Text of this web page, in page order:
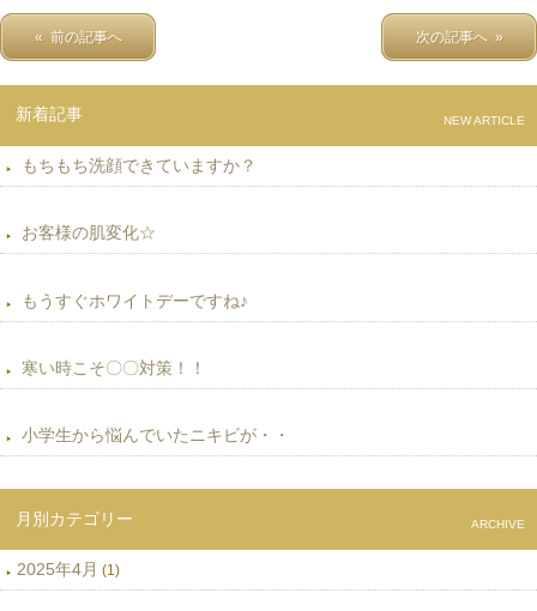
« 前の記事へ 次の記事へ »
新着記事 NEW ARTICLE
もちもち洗顔できていますか？
お客様の肌変化☆
もうすぐホワイトデーですね♪
寒い時こそ〇〇対策！！
小学生から悩んでいたニキビが・・
月別カテゴリー ARCHIVE
2025年4月 (1)